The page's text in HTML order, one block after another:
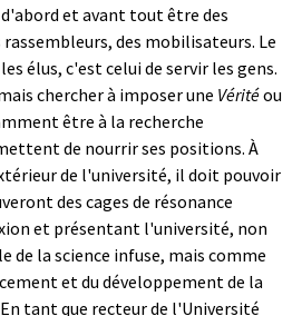
et avant tout être des
des mobilisateurs. Le
élus, c'est celui de servir les gens.
chercher à imposer une Véritéou
être à la recherche
de nourrir ses positions. À
de l'université, il doit pouvoir
des cages de résonance
et présentant l'université, non
de la science infuse, mais comme
et du développement de la
tant que recteur de l'Université